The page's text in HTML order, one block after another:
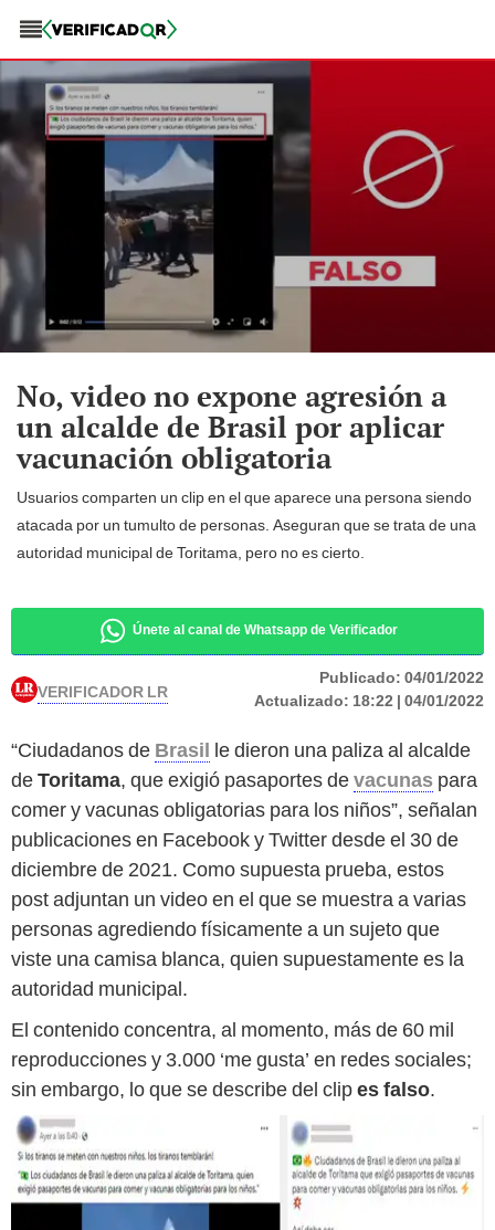
No, video no expone agresión a
un alcalde de Brasil por aplicar
vacunación obligatoria
Usuarios comparten un clip en el que aparece una persona siendo
atacada por un tumulto de personas. Aseguran que se trata de una
autoridad municipal de Toritama, pero no es cierto.
Únete al canal de Whatsapp de Verificador
VERIFICADOR LR Publicado: 04/01/2022
Actualizado: 18:22 | 04/01/2022
“Ciudadanos de Brasil le dieron una paliza al alcalde
deToritama, que exigió pasaportes devacunas para
comer y vacunas obligatorias para los niños”, señalan
publicaciones en Facebook y Twitter desde el 30 de
diciembre de 2021. Como supuesta prueba, estos
post adjuntan un video en el que se muestra a varias
personas agrediendo físicamente a un sujeto que
viste una camisa blanca, quien supuestamente es la
autoridad municipal.
El contenido concentra, al momento, más de 60 mil
reproducciones y 3.000 ‘me gusta’ en redes sociales;
sin embargo, lo que se describe del clipes falso.